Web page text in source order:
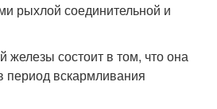
рыхлой соединительной и
железы состоит в том, что она
период вскармливания